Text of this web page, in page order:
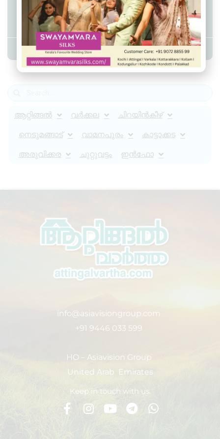
വർക്കലയിൽ സ്വകാര്യ ബസിടിച്ച്
വീട്ടമ്മയ്ക്ക് ദാരുണാന്ത്യം.
Admin YS April 8, 2024 11:45 am
ആറ്റിങ്ങൽ വർക്കല ചിറയിൻകീഴ്
നെടുമങ്ങാട് വാമനപുരം കാട്ടാക്കട
അരുവിക്കര ചുറ്റുവട്ടം ഇൻഫോ
info@asiavisiongroup.com
+91 9446 033 599
HO – Asiavision Group
United Arab Emirates
Keep in touch with us.